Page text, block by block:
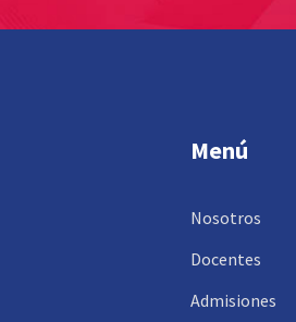
Menú
Nosotros
Docentes
Admisiones